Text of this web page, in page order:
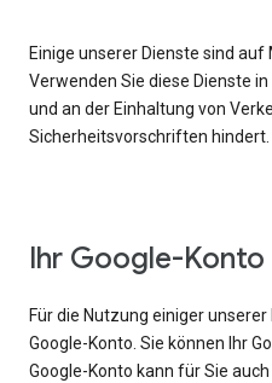
Einige unserer Dienste sind
Verwenden Sie diese Dienste
und an der Einhaltung von
Sicherheitsvorschriften hindert.
Ihr Google-Konto
Für die Nutzung einiger
Google-Konto. Sie können Ihr
Google-Konto kann für Sie